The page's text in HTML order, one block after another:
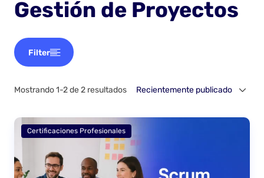
Gestión de Proyectos
Filter
Mostrando 1-2 de 2 resultados
Certificaciones Profesionales